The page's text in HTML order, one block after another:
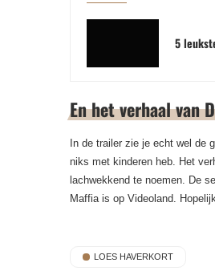
5
En het verhaal van
In de trailer zie je echt wel de
niks met kinderen heb. Het
lachwekkend te noemen. De
Maffia is op Videoland.
LOES HAVERKORT